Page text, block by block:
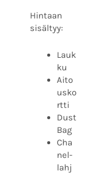
Hintaan
sisältyy:
Lauk
ku
Aito
usko
rtti
Dust
Bag
Cha
nel-
lahj